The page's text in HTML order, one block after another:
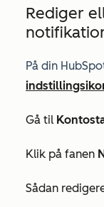
Rediger
På din
Gå til
Klik på fanen
Sådan